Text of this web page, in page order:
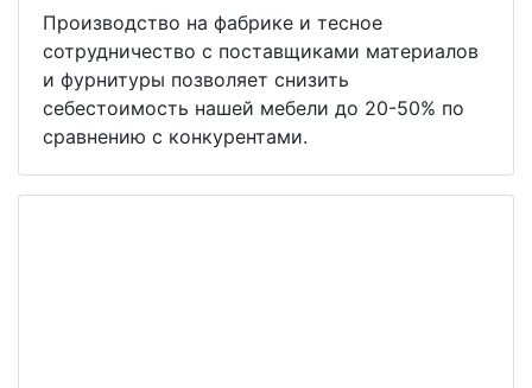
Производство на фабрике и тесное
сотрудничество с поставщиками материалов
и фурнитуры позволяет снизить
себестоимость нашей мебели до 20-50% по
сравнению с конкурентами.